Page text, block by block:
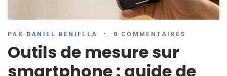
PAR DANIEL BENIFLLA 0 COMMENTAIRES
Outils de mesure sur
smartphone : guide de